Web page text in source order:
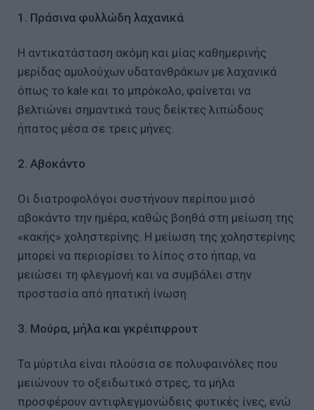
1. Πράσινα φυλλώδη λαχανικά
Η αντικατάσταση ακόμη και μίας καθημερινής
μερίδας αμυλούχων υδατανθράκων με λαχανικά
όπως το kale και το μπρόκολο, φαίνεται να
βελτιώνει σημαντικά τους δείκτες λιπώδους
ήπατος μέσα σε τρεις μήνες.
2. Αβοκάντο
Οι διατροφολόγοι συστήνουν περίπου μισό
αβοκάντο την ημέρα, καθώς βοηθά στη μείωση της
«κακής» χοληστερίνης. Η μείωση της χοληστερίνης
μπορεί να περιορίσει το λίπος στο ήπαρ, να
μειώσει τη φλεγμονή και να συμβάλει στην
προστασία από ηπατική ίνωση
3. Μούρα, μήλα και γκρέιπφρουτ
Τα μύρτιλα είναι πλούσια σε πολυφαινόλες που
μειώνουν το οξειδωτικό στρες, τα μήλα
προσφέρουν αντιφλεγμονώδεις φυτικές ίνες, ενώ